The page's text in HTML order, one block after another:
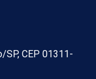
SP, CEP 01311-